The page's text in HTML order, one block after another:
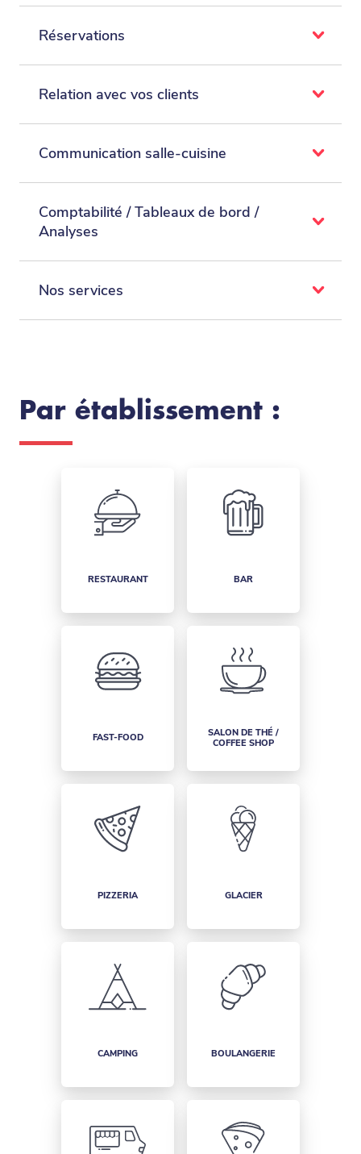
Réservations
Relation avec vos clients
Communication salle-cuisine
Comptabilité / Tableaux de bord /
Analyses
Nos services
Par établissement :
RESTAURANT BAR
FAST-FOOD
SALON DE THÉ /
COFFEE SHOP
PIZZERIA GLACIER
CAMPING BOULANGERIE